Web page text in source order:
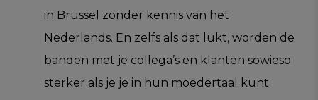
in Brussel zonder kennis van het
Nederlands. En zelfs als dat lukt, worden de
banden met je collega’s en klanten sowieso
sterker als je je in hun moedertaal kunt